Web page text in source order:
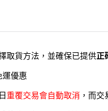
取貨方法，並確保已提供正
運優惠
重覆交易會自動取消 ，而